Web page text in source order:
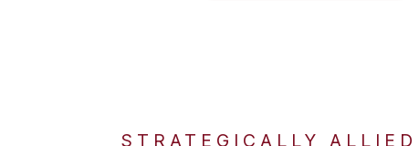
STRATEGICALLY